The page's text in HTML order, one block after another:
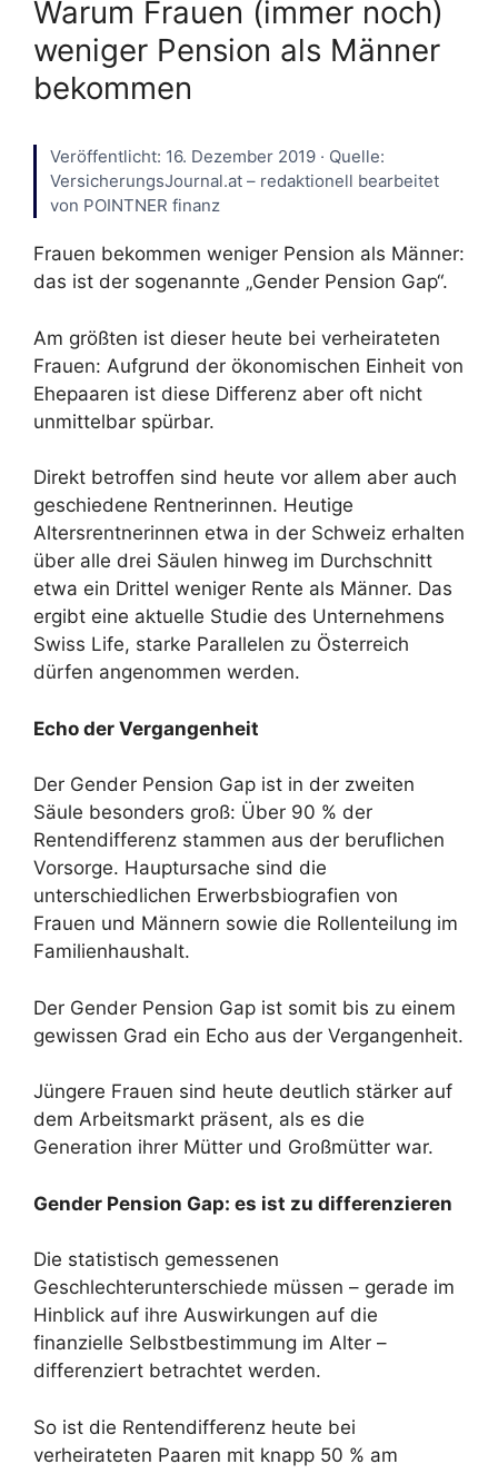
Warum Frauen (immer noch)
weniger Pension als Männer
bekommen
Veröffentlicht: 16. Dezember 2019 · Quelle:
VersicherungsJournal.at – redaktionell bearbeitet
von POINTNER finanz
Frauen bekommen weniger Pension als Männer:
das ist der sogenannte „Gender Pension Gap“.
Am größten ist dieser heute bei verheirateten
Frauen: Aufgrund der ökonomischen Einheit von
Ehepaaren ist diese Differenz aber oft nicht
unmittelbar spürbar.
Direkt betroffen sind heute vor allem aber auch
geschiedene Rentnerinnen. Heutige
Altersrentnerinnen etwa in der Schweiz erhalten
über alle drei Säulen hinweg im Durchschnitt
etwa ein Drittel weniger Rente als Männer. Das
ergibt eine aktuelle Studie des Unternehmens
Swiss Life, starke Parallelen zu Österreich
dürfen angenommen werden.
Echo der Vergangenheit
Der Gender Pension Gap ist in der zweiten
Säule besonders groß: Über 90 % der
Rentendifferenz stammen aus der beruflichen
Vorsorge. Hauptursache sind die
unterschiedlichen Erwerbsbiografien von
Frauen und Männern sowie die Rollenteilung im
Familienhaushalt.
Der Gender Pension Gap ist somit bis zu einem
gewissen Grad ein Echo aus der Vergangenheit.
Jüngere Frauen sind heute deutlich stärker auf
dem Arbeitsmarkt präsent, als es die
Generation ihrer Mütter und Großmütter war.
Gender Pension Gap: es ist zu differenzieren
Die statistisch gemessenen
Geschlechterunterschiede müssen – gerade im
Hinblick auf ihre Auswirkungen auf die
finanzielle Selbstbestimmung im Alter –
differenziert betrachtet werden.
So ist die Rentendifferenz heute bei
verheirateten Paaren mit knapp 50 % am